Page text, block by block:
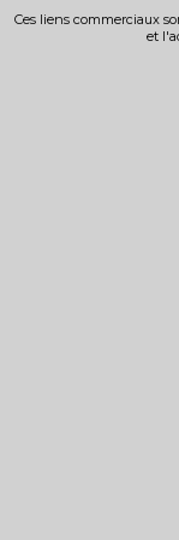
Ces liens commerciaux
et